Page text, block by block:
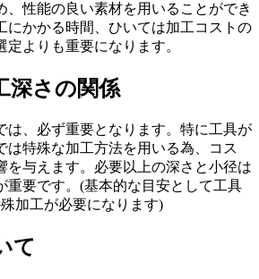
、性能の良い素材を用いることができ
にかかる時間、ひいては加工コストの
定よりも重要になります。
深さの関係
は、必ず重要となります。特に工具が
は特殊な加工方法を用いる為、コス
を与えます。必要以上の深さと小径は
重要です。(基本的な目安として工具
加工が必要になります)
て